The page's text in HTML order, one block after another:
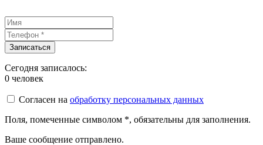
Сегодня записалось:
0 человек
Согласен на обработку персональных данных
Поля, помеченные символом *, обязательны для заполнения.
Ваше сообщение отправлено.